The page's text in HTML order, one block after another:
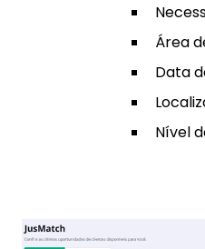
Área
Data
Nível